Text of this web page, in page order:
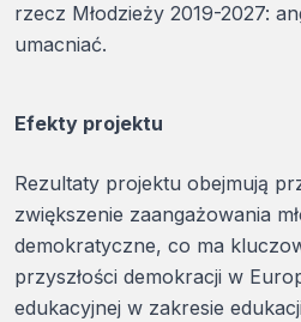
rzecz Młodzieży 2019-2027:
umacniać.
Efekty projektu
Rezultaty projektu obejmują
zwiększenie zaangażowania
demokratyczne, co ma
przyszłości demokracji w
edukacyjnej w zakresie